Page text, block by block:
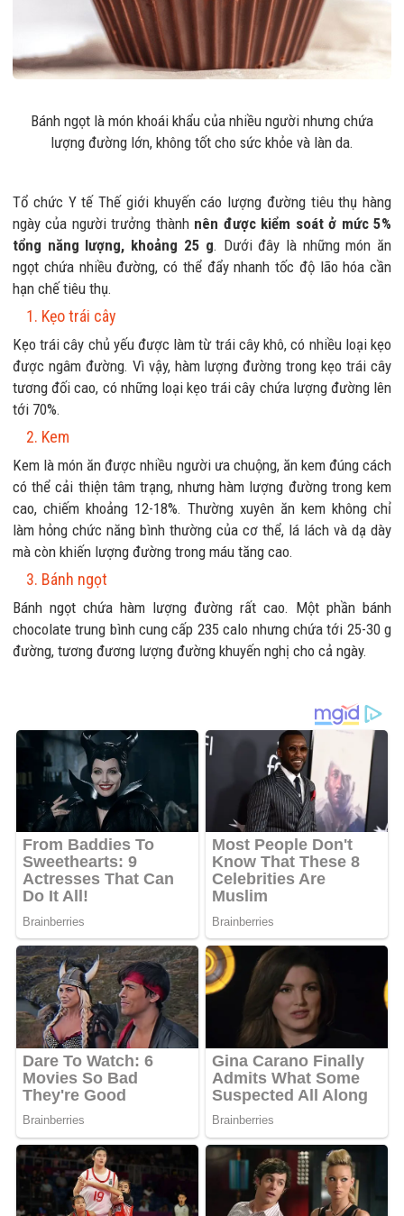
Bánh ngọt là món khoái khẩu của nhiều người nhưng chứa
lượng đường lớn, không tốt cho sức khỏe và làn da.
Tổ chức Y tế Thế giới khuyến cáo lượng đường tiêu thụ hàng
ngày của người trưởng thành nên được kiểm soát ở mức 5%
tổng năng lượng, khoảng 25 g. Dưới đây là những món ăn
ngọt chứa nhiều đường, có thể đẩy nhanh tốc độ lão hóa cần
hạn chế tiêu thụ.
1. Kẹo trái cây
Kẹo trái cây chủ yếu được làm từ trái cây khô, có nhiều loại kẹo
được ngâm đường. Vì vậy, hàm lượng đường trong kẹo trái cây
tương đối cao, có những loại kẹo trái cây chứa lượng đường lên
tới 70%.
2. Kem
Kem là món ăn được nhiều người ưa chuộng, ăn kem đúng cách
có thể cải thiện tâm trạng, nhưng hàm lượng đường trong kem
cao, chiếm khoảng 12-18%. Thường xuyên ăn kem không chỉ
làm hỏng chức năng bình thường của cơ thể, lá lách và dạ dày
mà còn khiến lượng đường trong máu tăng cao.
3. Bánh ngọt
Bánh ngọt chứa hàm lượng đường rất cao. Một phần bánh
chocolate trung bình cung cấp 235 calo nhưng chứa tới 25-30 g
đường, tương đương lượng đường khuyến nghị cho cả ngày.